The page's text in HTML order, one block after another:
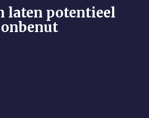
laten potentieel